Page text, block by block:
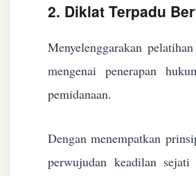
2. Diklat Terpadu
Menyelenggarakan
mengenai penerapan
pemidanaan.
Dengan menempatkan
perwujudan keadilan